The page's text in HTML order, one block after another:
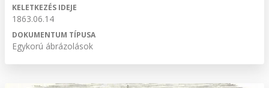
KELETKEZÉS IDEJE
1863.06.14
DOKUMENTUM TÍPUSA
Egykorú ábrázolások